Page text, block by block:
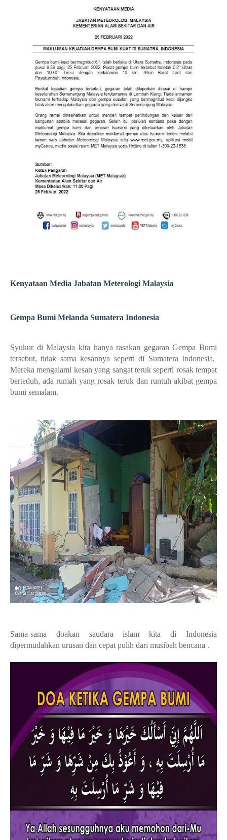
Kenyataan Media Jabatan Meterologi Malaysia
Gempa Bumi Melanda Sumatera Indonesia
Syukur di Malaysia kita hanya rasakan gegaran Gempa Bumi
tersebut, tidak sama kesannya seperti di Sumatera Indonesia,
Mereka mengalami kesan yang sangat teruk seperti rosak tempat
berteduh, ada rumah yang rosak teruk dan runtuh akibat gempa
bumi semalam.
Sama-sama doakan saudara islam kita di Indonesia
dipermudahkan urusan dan cepat pulih dari musibah bencana .